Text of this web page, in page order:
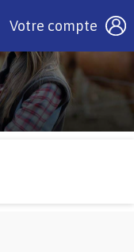
Votre compte